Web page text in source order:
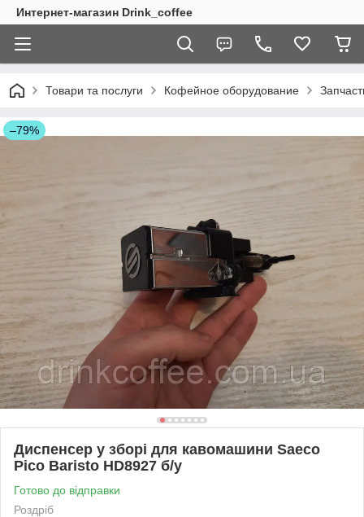
Интернет-магазин Drink_coffee
Товари та послуги Кофейное оборудование
–79%
Диспенсер у зборі для кавомашини Saeco
Pico Baristo HD8927 б/у
Готово до відправки
Роздріб